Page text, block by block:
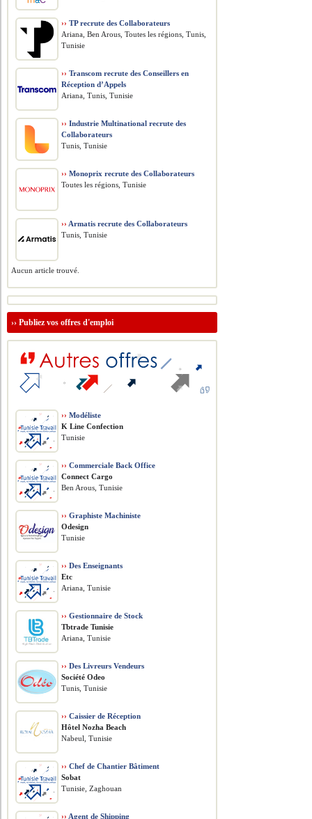
›› TP recrute des Collaborateurs
Ariana, Ben Arous, Toutes les régions, Tunis,
Tunisie
›› Transcom recrute des Conseillers en
Réception d’Appels
Ariana, Tunis, Tunisie
›› Industrie Multinational recrute des
Collaborateurs
Tunis, Tunisie
›› Monoprix recrute des Collaborateurs
Toutes les régions, Tunisie
›› Armatis recrute des Collaborateurs
Tunis, Tunisie
Aucun article trouvé.
››Publiez vos offres d'emploi
›› Modéliste
K Line Confection
Tunisie
›› Commerciale Back Office
Connect Cargo
Ben Arous, Tunisie
›› Graphiste Machiniste
Odesign
Tunisie
›› Des Enseignants
Etc
Ariana, Tunisie
›› Gestionnaire de Stock
Tbtrade Tunisie
Ariana, Tunisie
›› Des Livreurs Vendeurs
Société Odeo
Tunis, Tunisie
›› Caissier de Réception
Hôtel Nozha Beach
Nabeul, Tunisie
›› Chef de Chantier Bâtiment
Sobat
Tunisie, Zaghouan
›› Agent de Shipping